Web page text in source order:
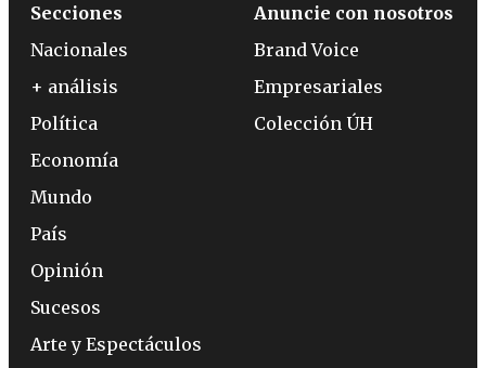
Secciones
Nacionales
+ análisis
Política
Economía
Mundo
País
Opinión
Sucesos
Arte y Espectáculos
Anuncie con nosotros
Brand Voice
Empresariales
Colección ÚH